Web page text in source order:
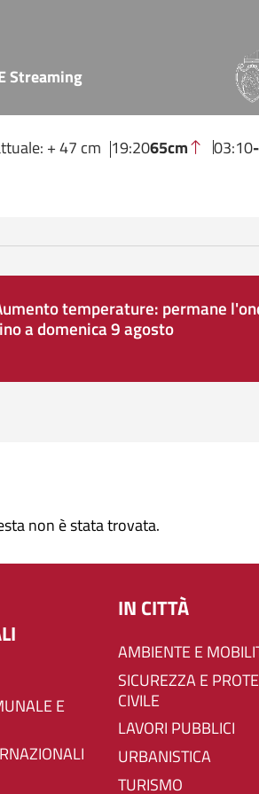
Streaming
+ 47 cm 19:2065cm 03:10
temperature: permane
a domenica 9 agosto
non è stata trovata.
IN CITTÀ
AMBIENTE E
SICUREZZA E PROTEZIONE
CIVILE
LAVORI PUBBLICI
URBANISTICA
TURISMO